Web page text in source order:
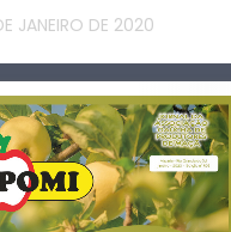
JANEIRO DE 2020